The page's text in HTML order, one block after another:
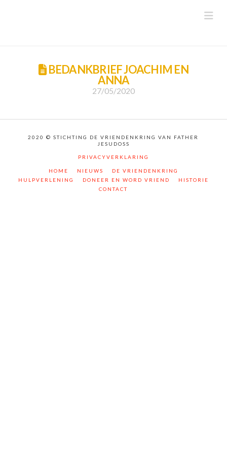
BEDANKBRIEF JOACHIM EN
ANNA
27/05/2020
2020 © STICHTING DE VRIENDENKRING VAN FATHER
JESUDOSS
PRIVACYVERKLARING
HOME NIEUWS
DE VRIENDENKRING
HULPVERLENING
DONEER EN WORD VRIEND
HISTORIE
CONTACT